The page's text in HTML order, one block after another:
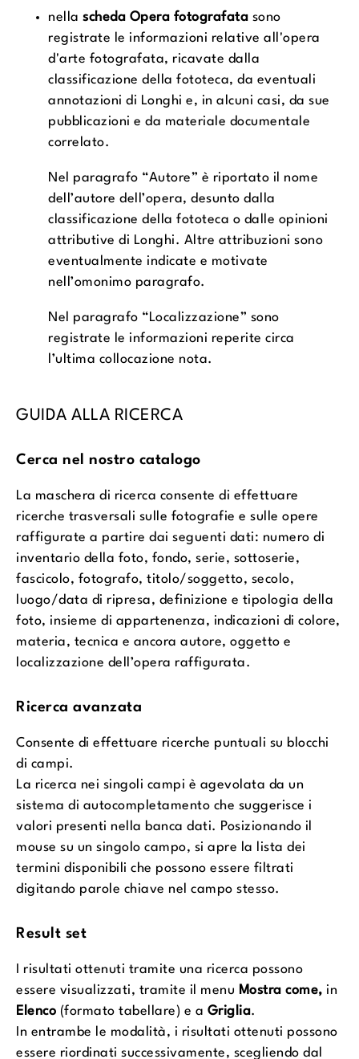
nella scheda Opera fotografata sono
registrate le informazioni relative all'opera
d'arte fotografata, ricavate dalla
classificazione della fototeca, da eventuali
annotazioni di Longhi e, in alcuni casi, da sue
pubblicazioni e da materiale documentale
correlato.
Nel paragrafo “Autore” è riportato il nome
dell’autore dell’opera, desunto dalla
classificazione della fototeca o dalle opinioni
attributive di Longhi. Altre attribuzioni sono
eventualmente indicate e motivate
nell’omonimo paragrafo.
Nel paragrafo “Localizzazione” sono
registrate le informazioni reperite circa
l’ultima collocazione nota.
GUIDA ALLA RICERCA
Cerca nel nostro catalogo
La maschera di ricerca consente di effettuare
ricerche trasversali sulle fotografie e sulle opere
raffigurate a partire dai seguenti dati: numero di
inventario della foto, fondo, serie, sottoserie,
fascicolo, fotografo, titolo/soggetto, secolo,
luogo/data di ripresa, definizione e tipologia della
foto, insieme di appartenenza, indicazioni di colore,
materia, tecnica e ancora autore, oggetto e
localizzazione dell’opera raffigurata.
Ricerca avanzata
Consente di effettuare ricerche puntuali su blocchi
di campi.
La ricerca nei singoli campi è agevolata da un
sistema di autocompletamento che suggerisce i
valori presenti nella banca dati. Posizionando il
mouse su un singolo campo, si apre la lista dei
termini disponibili che possono essere filtrati
digitando parole chiave nel campo stesso.
Result set
I risultati ottenuti tramite una ricerca possono
essere visualizzati, tramite il menu Mostra come, in
Elenco (formato tabellare) e a Griglia.
In entrambe le modalità, i risultati ottenuti possono
essere riordinati successivamente, scegliendo dal